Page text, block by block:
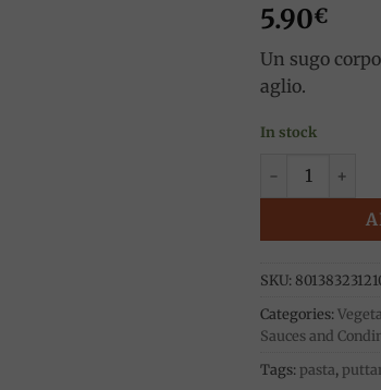
5.90€
Un sugo
aglio.
In stock
Puttanesca
SKU:
Categories:
Sauces and
Tags:pasta,